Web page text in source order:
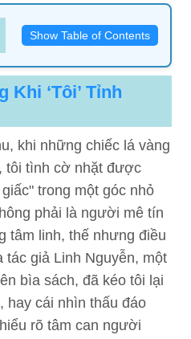
Show Table of Contents
Khi ‘tôi’ Tỉnh
khi những chiếc lá vàng
tôi tình cờ nhặt được
giấc" trong một góc nhỏ
phải là người mê tín
tâm linh, thế nhưng điều
tác giả Linh Nguyễn, một
bìa sách, đã kéo tôi lại
hay cái nhìn thấu đáo
rõ tâm can người